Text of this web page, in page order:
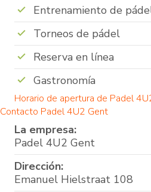
Entrenamiento de
Torneos de pádel
Reserva en línea
Gastronomía
Horario de apertura de Padel
Contacto Padel 4U2 Gent
La empresa:
Padel 4U2 Gent
Dirección:
Emanuel Hielstraat 108